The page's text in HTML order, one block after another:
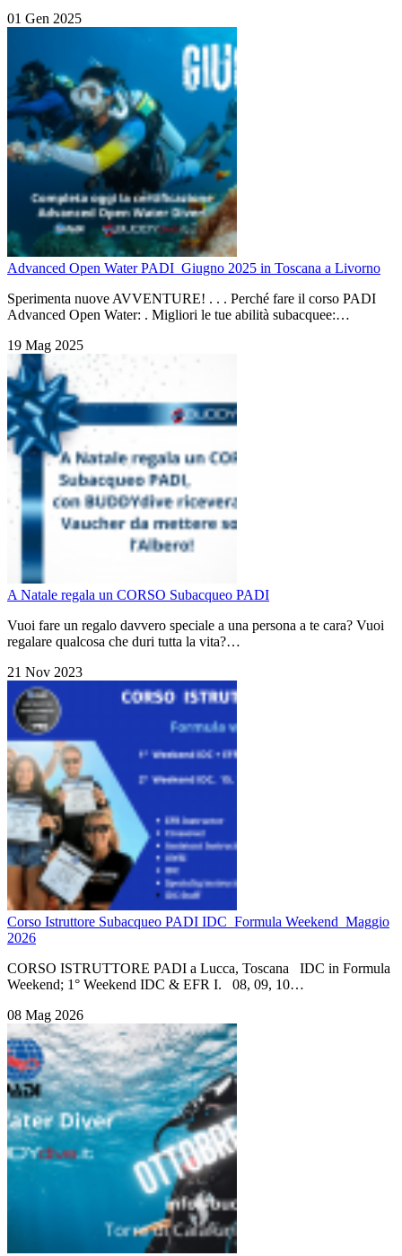
01 Gen 2025
Advanced Open Water PADI_Giugno 2025 in Toscana a Livorno
Sperimenta nuove AVVENTURE! . . . Perché fare il corso PADI
Advanced Open Water: . Migliori le tue abilità subacquee:…
19 Mag 2025
A Natale regala un CORSO Subacqueo PADI
Vuoi fare un regalo davvero speciale a una persona a te cara? Vuoi
regalare qualcosa che duri tutta la vita?…
21 Nov 2023
Corso Istruttore Subacqueo PADI IDC_Formula Weekend_Maggio
2026
CORSO ISTRUTTORE PADI a Lucca, Toscana IDC in Formula
Weekend; 1° Weekend IDC & EFR I. 08, 09, 10…
08 Mag 2026